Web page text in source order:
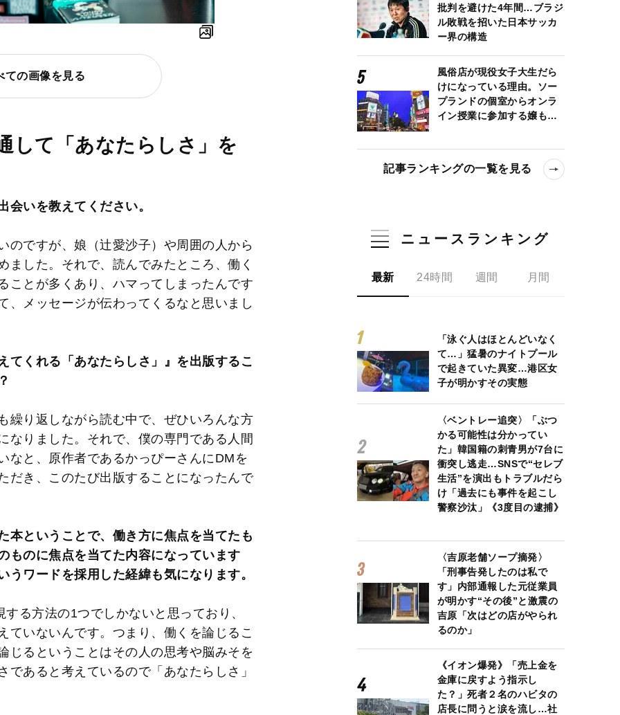
ての画像を見る
して「あなたらしさ」を
いを教えてください。
のですが、娘（辻愛沙子）や周囲の人から
ました。それで、読んでみたところ、働く
ことが多くあり、ハマってしまったんです
、メッセージが伝わってくるなと思いまし
くれる「あなたらしさ」』を出版するこ
繰り返しながら読む中で、ぜひいろんな方
なりました。それで、僕の専門である人間
なと、原作者であるかっぴーさんにDMを
だき、このたび出版することになったんで
ということで、働き方に焦点を当てたも
ものに焦点を当てた内容になっています
ワードを採用した経緯も気になります。
る方法の1つでしかないと思っており、
ていないんです。つまり、働くを論じるこ
じるということはその人の思考や脳みそを
あると考えているので「あなたらしさ」
批判を避けた4年間…ブラジ
ル敗戦を招いた日本サッカ
ー界の構造
風俗店が現役女子大生だら
けになっている理由。ソー
プランドの個室からオンラ
イン授業に参加する嬢も…
記事ランキングの一覧を見る
ニュースランキング
最新 24時間 週間 月間
「泳ぐ人はほとんどいなく
て…」猛暑のナイトプール
で起きていた異変…港区女
子が明かすその実態
〈ベントレー追突〉「ぶつ
かる可能性は分かってい
た」韓国籍の刺青男が7台に
衝突し逃走…SNSで“セレブ
生活”を演出もトラブルだら
け「過去にも事件を起こし
警察沙汰」《3度目の逮捕》
〈吉原老舗ソープ摘発〉
「刑事告発したのは私で
す」内部通報した元従業員
が明かす“その後”と激震の
吉原「次はどの店がやられ
るのか」
《イオン爆発》「売上金を
金庫に戻すよう指示し
た？」死者２名のハビタの
店長に問うと涙を流し…社